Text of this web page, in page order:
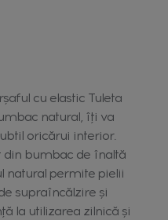
cu elastic Tuleta
natural, îți va
oricărui interior.
din bumbac de înaltă
natural permite pielii
supraîncălzire și
la utilizarea zilnică și